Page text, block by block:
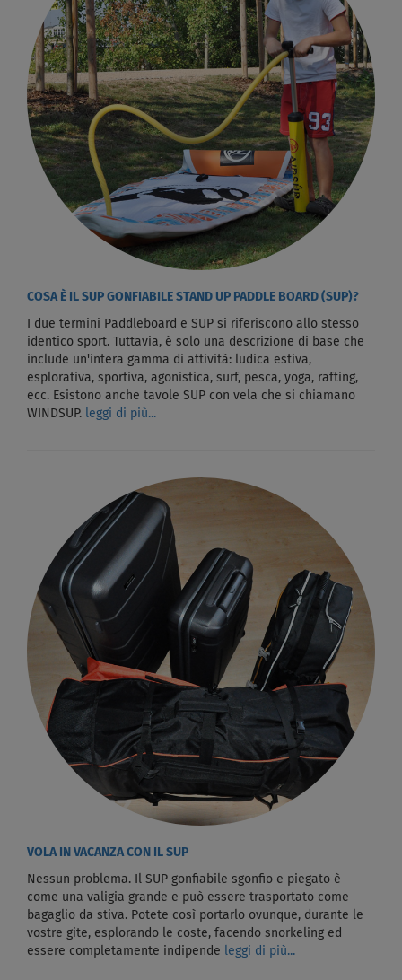
COSA È IL SUP GONFIABILE STAND UP PADDLE BOARD (SUP)?
I due termini Paddleboard e SUP si riferiscono allo stesso
identico sport. Tuttavia, è solo una descrizione di base che
include un'intera gamma di attività: ludica estiva,
esplorativa, sportiva, agonistica, surf, pesca, yoga, rafting,
ecc. Esistono anche tavole SUP con vela che si chiamano
WINDSUP. leggi di più...
VOLA IN VACANZA CON IL SUP
Nessun problema. Il SUP gonfiabile sgonfio e piegato è
come una valigia grande e può essere trasportato come
bagaglio da stiva. Potete così portarlo ovunque, durante le
vostre gite, esplorando le coste, facendo snorkeling ed
essere completamente indipende leggi di più...